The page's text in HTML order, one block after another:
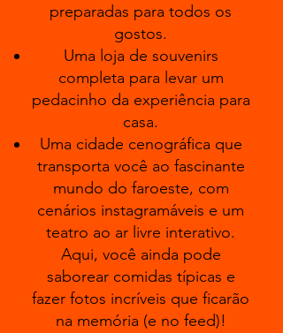
preparadas para todos os
gostos.
Uma loja de souvenirs
completa para levar um
pedacinho da experiência para
casa.
Uma cidade cenográfica que
transporta você ao fascinante
mundo do faroeste, com
cenários instagramáveis e um
teatro ao ar livre interativo.
Aqui, você ainda pode
saborear comidas típicas e
fazer fotos incríveis que ficarão
na memória (e no feed)!